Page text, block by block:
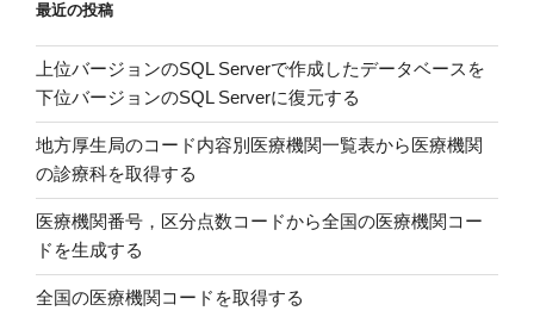
ト
の
フ
ォ
ー
ム
で
ア
ン
ケ
ー
最近の投稿
上位バージョンのSQL Serverで作成したデータベースを
下位バージョンのSQL Serverに復元する
地方厚生局のコード内容別医療機関一覧表から医療機関
の診療科を取得する
医療機関番号，区分点数コードから全国の医療機関コー
ドを生成する
全国の医療機関コードを取得する